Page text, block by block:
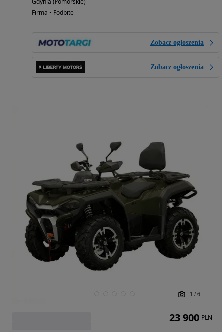
Firma • Podbite
Zobacz ogłoszenia
Zobacz ogłoszenia
1 / 6
23 900 PLN